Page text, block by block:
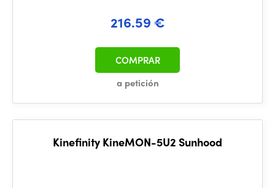
216.59 €
a petición
COMPRAR
Kinefinity KineMON-5U2 Sunhood